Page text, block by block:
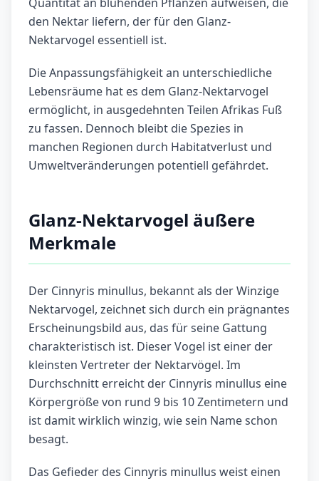
den Nektar liefern, der für den Glanz-
Nektarvogel essentiell ist.
Die Anpassungsfähigkeit an unterschiedliche
Lebensräume hat es dem Glanz-Nektarvogel
ermöglicht, in ausgedehnten Teilen Afrikas Fuß
zu fassen. Dennoch bleibt die Spezies in
manchen Regionen durch Habitatverlust und
Umweltveränderungen potentiell gefährdet.
Glanz-Nektarvogel äußere
Merkmale
Der Cinnyris minullus, bekannt als der Winzige
Nektarvogel, zeichnet sich durch ein prägnantes
Erscheinungsbild aus, das für seine Gattung
charakteristisch ist. Dieser Vogel ist einer der
kleinsten Vertreter der Nektarvögel. Im
Durchschnitt erreicht der Cinnyris minullus eine
Körpergröße von rund 9 bis 10 Zentimetern und
ist damit wirklich winzig, wie sein Name schon
besagt.
Das Gefieder des Cinnyris minullus weist einen